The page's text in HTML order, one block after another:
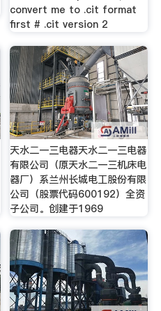
convert me to .cit format
first # .cit version 2
天水二一三电器天水二一三电器
有限公司（原天水二一三机床电
器厂）系兰州长城电工股份有限
公司（股票代码600192）全资
子公司。创建于1969